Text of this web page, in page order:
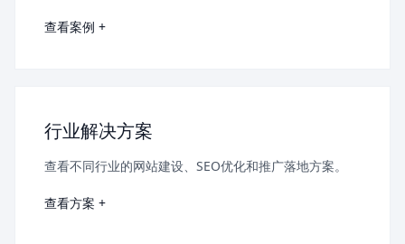
查看案例 +
行业解决方案
查看不同行业的网站建设、SEO优化和推广落地方案。
查看方案 +